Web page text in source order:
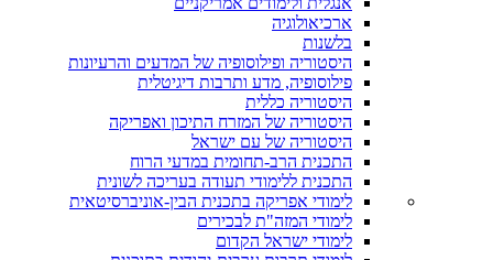
ארכיאולוגיה
בלשנות
היסטוריה ופילוסופיה של המדעים והרעיונות
פילוסופיה, מדע ותרבות דיגיטלית
היסטוריה כללית
היסטוריה של המזרח התיכון ואפריקה
היסטוריה של עם ישראל
התכנית הרב-תחומית במדעי הרוח
התכנית ללימודי תעודה בעריכה לשונית
לימודי אפריקה בתכנית הבין-אוניברסיטאית
לימודי המזה"ת לבכירים
לימודי ישראל הקדום